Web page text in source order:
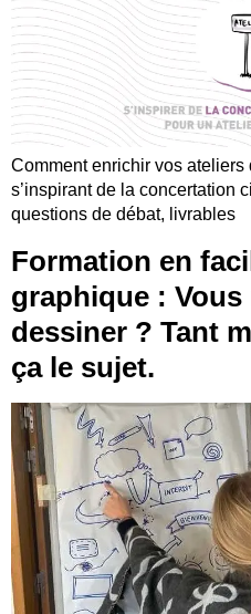
Comment enrichir vos ateliers
s’inspirant de la concertation
questions de débat, livrables
Formation en
graphique : Vous
dessiner ? Tant
ça le sujet.